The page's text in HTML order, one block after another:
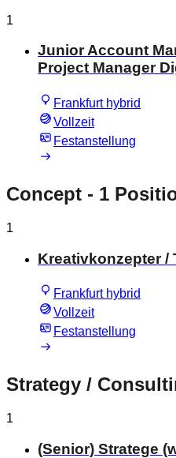
1
Junior Account
Project Manager
Frankfurt hybrid
Vollzeit
Festanstellung
Concept - 1
1
Kreativkonzepter /
Frankfurt hybrid
Vollzeit
Festanstellung
Strategy /
1
(Senior) Stratege